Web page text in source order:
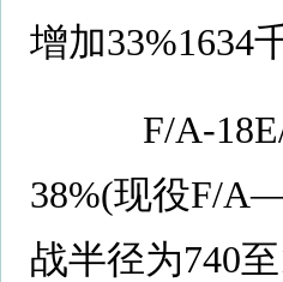
增加33%1634
F/A-18E/F
38%(现役F/
战半径为740